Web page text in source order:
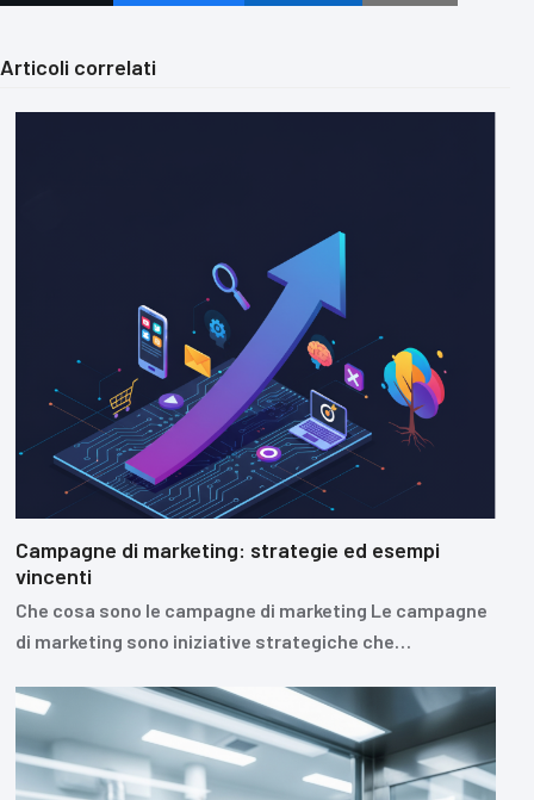
Articoli correlati
Campagne di marketing: strategie ed esempi
vincenti
Che cosa sono le campagne di marketing Le campagne
di marketing sono iniziative strategiche che…